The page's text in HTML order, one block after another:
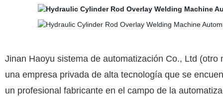
Jinan Haoyu sistema de automatización Co., Ltd
una empresa privada de alta tecnología que se
un profesional fabricante en el campo de la